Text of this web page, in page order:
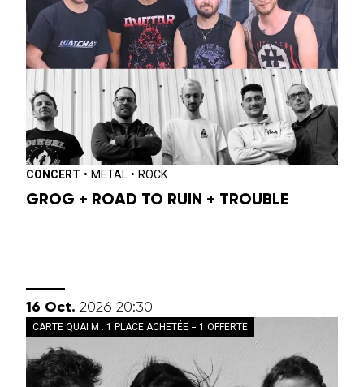
CONCERT • METAL • ROCK
GROG + ROAD TO RUIN + TROUBLE
16 octobre
Oct. 2026 20:30
CARTE QUAI M : 1 PLACE ACHETÉE = 1 OFFERTE